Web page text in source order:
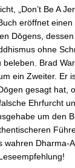
„Don’t Be A
eröffnet
Dōgens,
ohne
beleben. Brad
ein Zweiter. Er
gesagt hat,
Ehrfurcht
um den
wahren Dharma-